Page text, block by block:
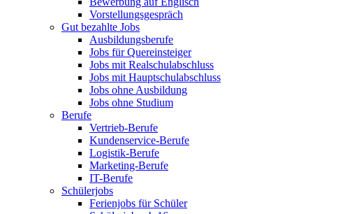
Vorstellungsgespräch
Gut bezahlte Jobs
Ausbildungsberufe
Jobs für Quereinsteiger
Jobs mit Realschulabschluss
Jobs mit Hauptschulabschluss
Jobs ohne Ausbildung
Jobs ohne Studium
Berufe
Vertrieb-Berufe
Kundenservice-Berufe
Logistik-Berufe
Marketing-Berufe
IT-Berufe
Schülerjobs
Ferienjobs für Schüler